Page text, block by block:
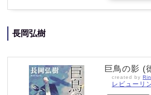
長岡弘樹
巨鳥の影 (
created by
レビューリ